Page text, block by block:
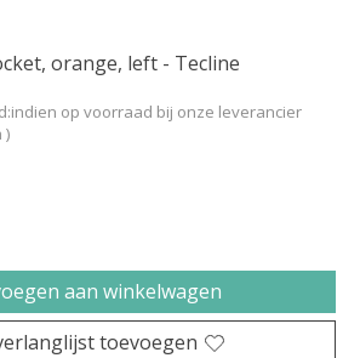
orange, left - Tecline
op voorraad bij onze leverancier
)
aan winkelwagen
toevoegen